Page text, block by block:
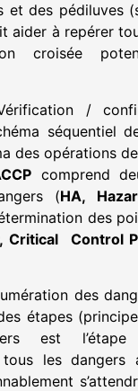
et des pédiluves
aider à repérer
croisée
/
séquentiel
des opérations de
comprend
(HA,
des
Critical Control
des
étapes (principe
est l’étape
tous les dangers